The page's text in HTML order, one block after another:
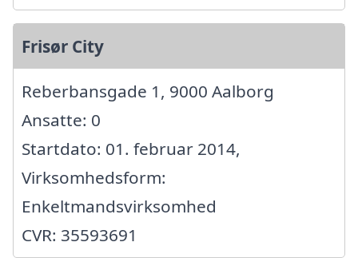
Frisør City
Reberbansgade 1, 9000 Aalborg
Ansatte: 0
Startdato: 01. februar 2014,
Virksomhedsform:
Enkeltmandsvirksomhed
CVR: 35593691